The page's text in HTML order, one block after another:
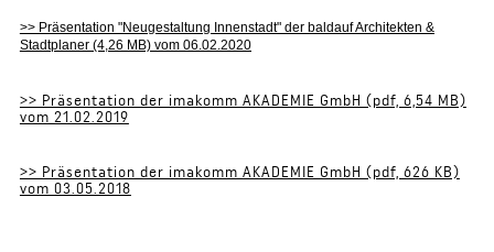
>> Präsentation "Neugestaltung Innenstadt" der baldauf Architekten &
Stadtplaner (4,26 MB) vom 06.02.2020
>> Präsentation der imakomm AKADEMIE GmbH (pdf, 6,54 MB)
vom 21.02.2019
>> Präsentation der imakomm AKADEMIE GmbH (pdf, 626 KB)
vom 03.05.2018